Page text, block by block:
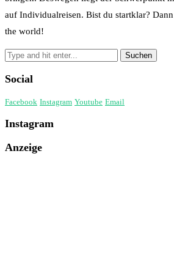
auf Individualreisen. Bist du startklar?
the world!
Social
Facebook Instagram Youtube Email
Instagram
Anzeige